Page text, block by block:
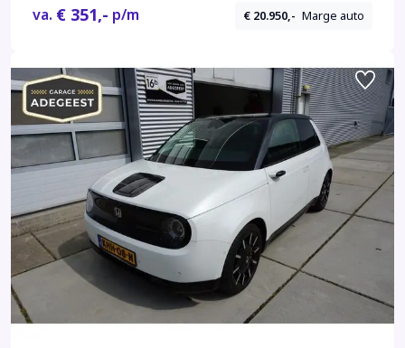
va. € 351,- p/m € 20.950,- Marge auto